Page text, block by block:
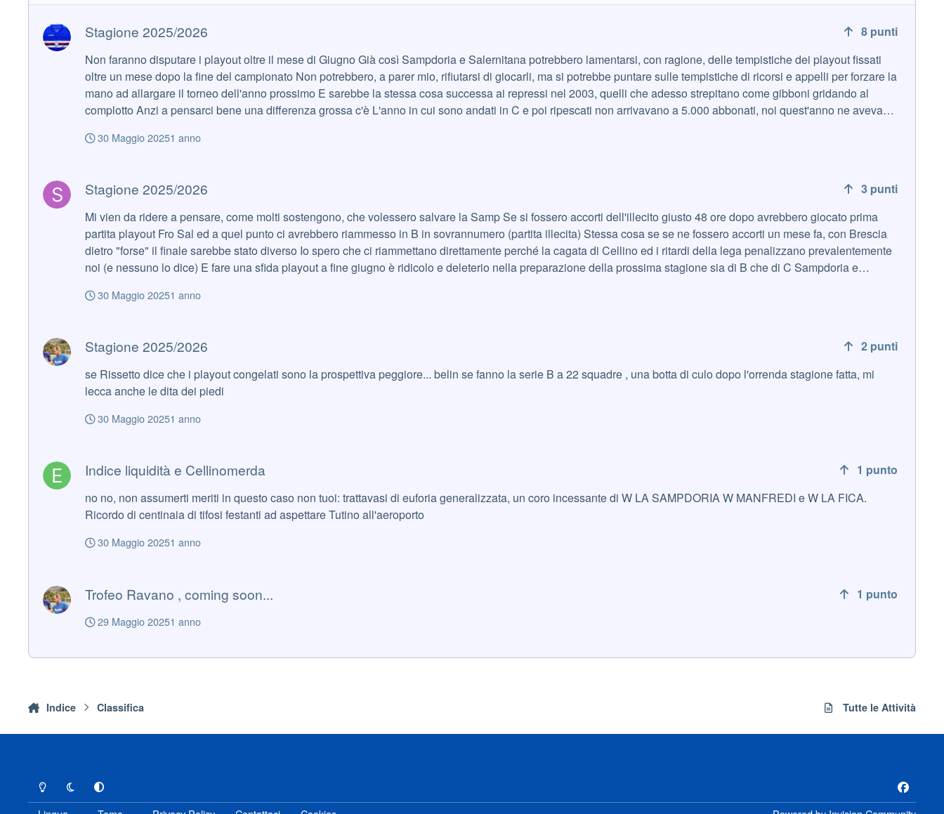
Stagione 2025/2026 8 punti
Non faranno disputare i playout oltre il mese di Giugno Già così Sampdoria e Salernitana potrebbero lamentarsi, con ragione, delle tempistiche dei playout fissati
oltre un mese dopo la fine del campionato Non potrebbero, a parer mio, rifiutarsi di giocarli, ma si potrebbe puntare sulle tempistiche di ricorsi e appelli per forzare la
mano ad allargare il torneo dell'anno prossimo E sarebbe la stessa cosa successa ai repressi nel 2003, quelli che adesso strepitano come gibboni gridando al
complotto Anzi a pensarci bene una differenza grossa c'è L'anno in cui sono andati in C e poi ripescati non arrivavano a 5.000 abbonati, noi quest'anno ne avevamo
30 Maggio 20251 anno
Stagione 2025/2026 3 punti
Mi vien da ridere a pensare, come molti sostengono, che volessero salvare la Samp Se si fossero accorti dell'illecito giusto 48 ore dopo avrebbero giocato prima
partita playout Fro Sal ed a quel punto ci avrebbero riammesso in B in sovrannumero (partita illecita) Stessa cosa se se ne fossero accorti un mese fa, con Brescia
dietro "forse" il finale sarebbe stato diverso Io spero che ci riammettano direttamente perché la cagata di Cellino ed i ritardi della lega penalizzano prevalentemente
noi (e nessuno lo dice) E fare una sfida playout a fine giugno è ridicolo e deleterio nella preparazione della prossima stagione sia di B che di C Sampdoria e
30 Maggio 20251 anno
Stagione 2025/2026 2 punti
se Rissetto dice che i playout congelati sono la prospettiva peggiore... belin se fanno la serie B a 22 squadre , una botta di culo dopo l'orrenda stagione fatta, mi
lecca anche le dita dei piedi
30 Maggio 20251 anno
Indice liquidità e Cellinomerda 1 punto
no no, non assumerti meriti in questo caso non tuoi: trattavasi di euforia generalizzata, un coro incessante di W LA SAMPDORIA W MANFREDI e W LA FICA.
Ricordo di centinaia di tifosi festanti ad aspettare Tutino all'aeroporto
30 Maggio 20251 anno
Trofeo Ravano , coming soon... 1 punto
29 Maggio 20251 anno
Indice Classifica Tutte le Attività
Light ModeDark ModeSystem Preference
a